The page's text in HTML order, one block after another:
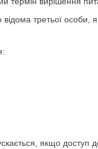
третьої
якщо доступ